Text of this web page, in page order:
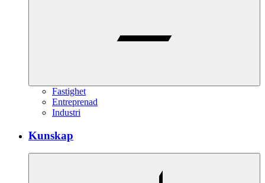
Fastighet
Entreprenad
Industri
Kunskap